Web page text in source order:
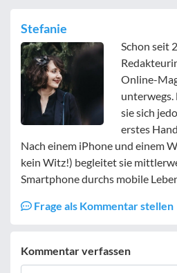
Stefanie
Schon seit
Online-
unterwegs.
sie sich
erstes
Nach einem iPhone und einem
kein Witz!) begleitet sie
Smartphone durchs mobile
Frage als Kommentar stellen
Kommentar verfassen